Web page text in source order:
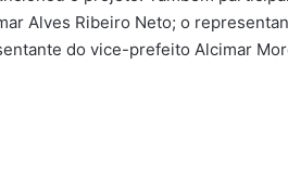
Alves Ribeiro Neto; o
do vice-prefeito Alcimar